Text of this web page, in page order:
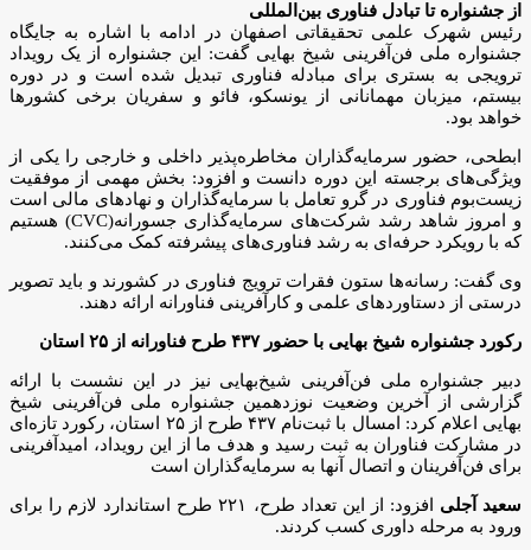
از جشنواره تا تبادل فناوری بین‌المللی
رئیس شهرک علمی تحقیقاتی اصفهان در ادامه با اشاره به جایگاه
جشنواره ملی فن‌آفرینی شیخ‌ بهایی گفت: این جشنواره از یک رویداد
ترویجی به بستری برای مبادله فناوری تبدیل شده است و در دوره
بیستم، میزبان مهمانانی از یونسکو، فائو و سفریان برخی کشورها
خواهد بود.
ابطحی، حضور سرمایه‌گذاران مخاطره‌پذیر داخلی و خارجی را یکی از
ویژگی‌های برجسته این دوره دانست و افزود: بخش مهمی از موفقیت
زیست‌بوم فناوری در گرو تعامل با سرمایه‌گذاران و نهادهای مالی است
و امروز شاهد رشد شرکت‌های سرمایه‌گذاری جسورانه(CVC) هستیم
که با رویکرد حرفه‌ای به رشد فناوری‌های پیشرفته کمک می‌کنند.
وی گفت: رسانه‌ها ستون فقرات ترویج فناوری در کشورند و باید تصویر
درستی از دستاوردهای علمی و کارآفرینی فناورانه ارائه دهند.
رکورد جشنواره شیخ بهایی با حضور ۴۳۷ طرح فناورانه از ۲۵ استان
دبیر جشنواره ملی فن‌آفرینی شیخ‌بهایی نیز در این نشست با ارائه
گزارشی از آخرین وضعیت نوزدهمین جشنواره ملی فن‌آفرینی شیخ
بهایی اعلام کرد: امسال با ثبت‌نام ۴۳۷ طرح از ۲۵ استان، رکورد تازه‌ای
در مشارکت فناوران به ثبت رسید و هدف ما از این رویداد، امیدآفرینی
برای فن‌آفرینان و اتصال آنها به سرمایه‌گذاران است
سعید آجلی
افزود: از این تعداد طرح، ۲۲۱ طرح استاندارد لازم را برای
ورود به مرحله داوری کسب کردند.